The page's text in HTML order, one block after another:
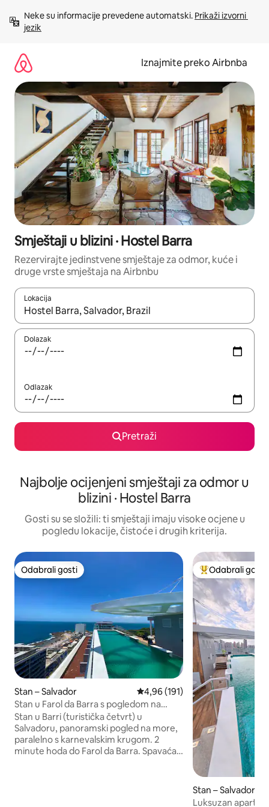
sadržaj
Neke su informacije prevedene automatski. Prikaži izvorni
jezik
Iznajmite preko Airbnba
Smještaji u blizini · Hostel Barra
Rezervirajte jedinstvene smještaje za odmor, kuće i
druge vrste smještaja na Airbnbu
Lokacija
Kada budu dostupni rezultati, moći ćete ih pregledati
Dolazak
Odlazak
Pretraži
Najbolje ocijenjeni smještaji za odmor u
blizini · Hostel Barra
Gosti su se složili: ti smještaji imaju visoke ocjene u
pogledu lokacije, čistoće i drugih kriterija.
Odabrali gosti
Odabrali gosti
Stan – Salvador Prosječna ocjena: 4,96/5,
4,96 (191)
Stan u Farol da Barra s pogledom na
more i krovom – karneval
Stan u Barri (turistička četvrt) u
Salvadoru, panoramski pogled na more,
paralelno s karnevalskim krugom. 2
minute hoda do Farol da Barra. Spavaća
Među najviše
Odabrali gosti
Stan – Salvador
Luksuzan